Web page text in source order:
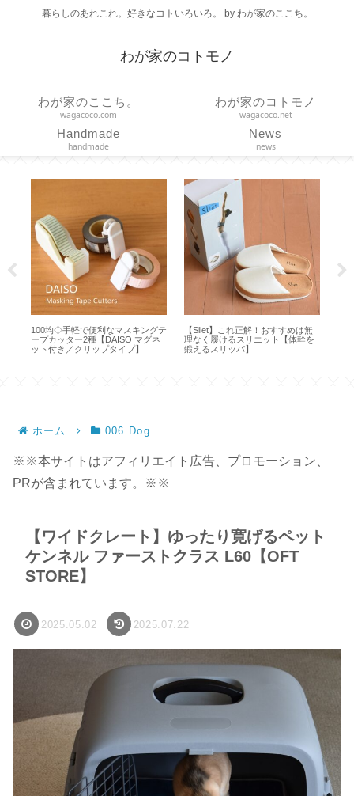
暮らしのあれこれ。好きなコトいろいろ。 by わが家のここち。
わが家のコトモノ
わが家のここち。
wagacoco.com
わが家のコトモノ
wagacoco.net
Handmade
handmade
News
news
【リンツ】ゴールドバニーを食べ
てみました【 Lindt Gold Bunny
100g 】
【チェアシート】正しい姿勢で疲
れ軽減！ドイツ生まれのコンフォ
ートクッション【feela.】
ホーム 006 Dog
※※本サイトはアフィリエイト広告、プロモーション、
PRが含まれています。※※
【ワイドクレート】ゆったり寛げるペット
ケンネル ファーストクラス L60【OFT
STORE】
2025.05.02 2025.07.22